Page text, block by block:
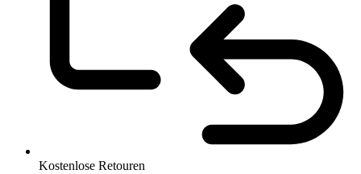
Kostenlose Retouren